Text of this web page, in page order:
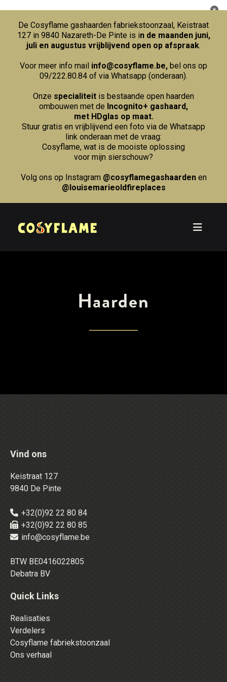
De Cosyflame gashaarden fabriekstoonzaal, Keistraat
127 in 9840 Nazareth-De Pinte is in de maanden juni,
juli en augustus vrijblijvend open op afspraak.
Voor meer info mail info@cosyflame.be, bel ons op
09/222.80.84 of via Whatsapp (onderaan).
Onze specialiteit is bestaande open haarden
ombouwen met de Incognito+ gashaard,
met HDglas op maat.
Stuur gratis en vrijblijvend een foto via de Whatsapp
link onderaan met de vraag:
Cosyflame, wat is de mooiste oplossing
voor mijn sierschouw?
Volg ons op Instagram @cosyflamegashaardenen
@louisemarieoldfireplaces
Haarden
Vind ons
Keistraat 127
9840 De Pinte
+32(0)92 22 80 84
+32(0)92 22 80 85
info@cosyflame.be
BTW BE0416022805
Debatra BV
Quick Links
Realisaties
Verdelers
Cosyflame fabriekstoonzaal
Ons verhaal